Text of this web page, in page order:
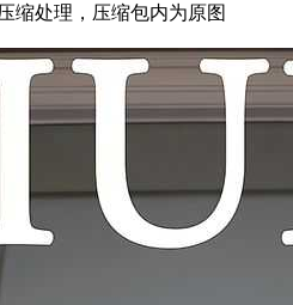
缩处理，压缩包内为原图